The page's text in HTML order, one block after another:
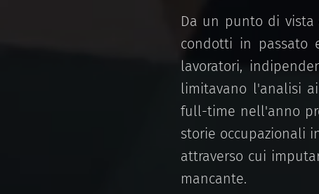
Da un punto di
condotti in passato
lavoratori,
limitavano l'analisi
full-time nell'anno
storie occupazionali
attraverso cui
mancante.